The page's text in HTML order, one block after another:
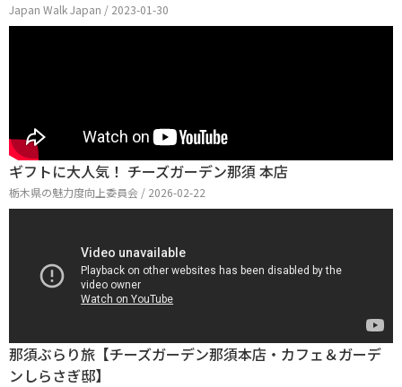
Japan Walk Japan / 2023-01-30
ギフトに大人気！ チーズガーデン那須 本店
栃木県の魅力度向上委員会 / 2026-02-22
那須ぶらり旅【チーズガーデン那須本店・カフェ＆ガーデ
ンしらさぎ邸】